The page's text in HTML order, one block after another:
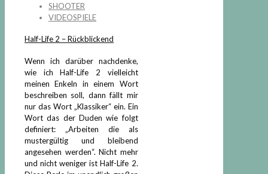
SHOOTER
VIDEOSPIELE
Half-Life 2 – Rückblickend
Wenn ich darüber nachdenke,
wie ich Half-Life 2 vielleicht
meinen Enkeln in einem Wort
beschreiben soll, dann fällt mir
nur das Wort „Klassiker“ ein. Ein
Wort das der Duden wie folgt
definiert: „Arbeiten die als
mustergültig und bleibend
angesehen werden“. Nicht mehr
und nicht weniger ist Half-Life 2.